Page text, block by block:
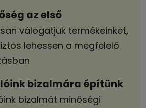
az első
válogatjuk termékeinket,
lehessen a megfelelő
bizalmára építünk
bizalmát minőségi